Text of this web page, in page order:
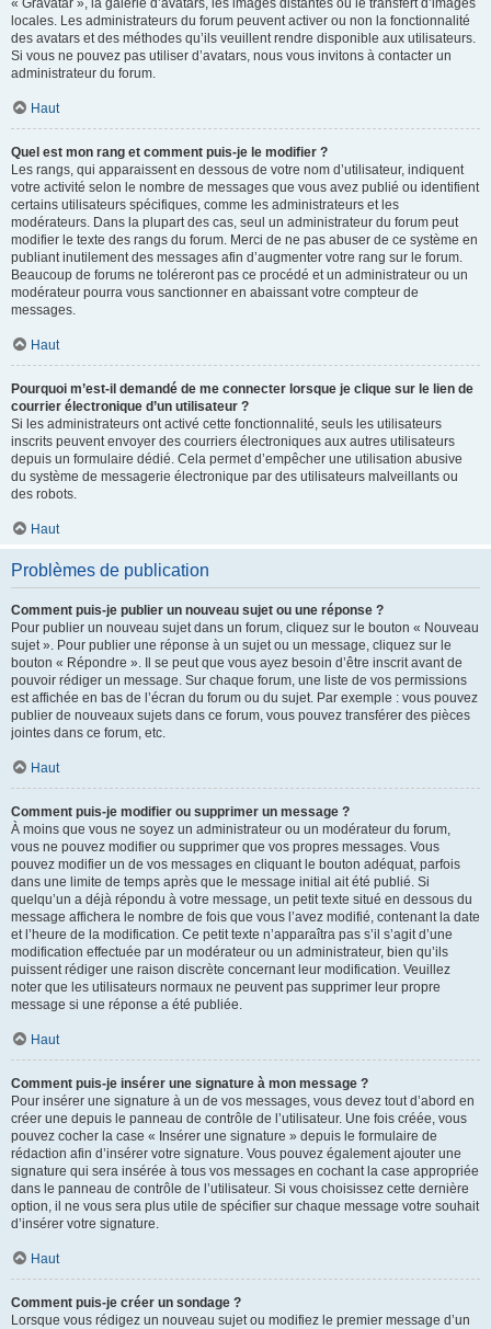
« Gravatar », la galerie d’avatars, les images distantes ou le transfert d’images
locales. Les administrateurs du forum peuvent activer ou non la fonctionnalité
des avatars et des méthodes qu’ils veuillent rendre disponible aux utilisateurs.
Si vous ne pouvez pas utiliser d’avatars, nous vous invitons à contacter un
administrateur du forum.
Haut
Quel est mon rang et comment puis-je le modifier ?
Les rangs, qui apparaissent en dessous de votre nom d’utilisateur, indiquent
votre activité selon le nombre de messages que vous avez publié ou identifient
certains utilisateurs spécifiques, comme les administrateurs et les
modérateurs. Dans la plupart des cas, seul un administrateur du forum peut
modifier le texte des rangs du forum. Merci de ne pas abuser de ce système en
publiant inutilement des messages afin d’augmenter votre rang sur le forum.
Beaucoup de forums ne toléreront pas ce procédé et un administrateur ou un
modérateur pourra vous sanctionner en abaissant votre compteur de
messages.
Haut
Pourquoi m’est-il demandé de me connecter lorsque je clique sur le lien de
courrier électronique d’un utilisateur ?
Si les administrateurs ont activé cette fonctionnalité, seuls les utilisateurs
inscrits peuvent envoyer des courriers électroniques aux autres utilisateurs
depuis un formulaire dédié. Cela permet d’empêcher une utilisation abusive
du système de messagerie électronique par des utilisateurs malveillants ou
des robots.
Haut
Problèmes de publication
Comment puis-je publier un nouveau sujet ou une réponse ?
Pour publier un nouveau sujet dans un forum, cliquez sur le bouton « Nouveau
sujet ». Pour publier une réponse à un sujet ou un message, cliquez sur le
bouton « Répondre ». Il se peut que vous ayez besoin d’être inscrit avant de
pouvoir rédiger un message. Sur chaque forum, une liste de vos permissions
est affichée en bas de l’écran du forum ou du sujet. Par exemple : vous pouvez
publier de nouveaux sujets dans ce forum, vous pouvez transférer des pièces
jointes dans ce forum, etc.
Haut
Comment puis-je modifier ou supprimer un message ?
À moins que vous ne soyez un administrateur ou un modérateur du forum,
vous ne pouvez modifier ou supprimer que vos propres messages. Vous
pouvez modifier un de vos messages en cliquant le bouton adéquat, parfois
dans une limite de temps après que le message initial ait été publié. Si
quelqu’un a déjà répondu à votre message, un petit texte situé en dessous du
message affichera le nombre de fois que vous l’avez modifié, contenant la date
et l’heure de la modification. Ce petit texte n’apparaîtra pas s’il s’agit d’une
modification effectuée par un modérateur ou un administrateur, bien qu’ils
puissent rédiger une raison discrète concernant leur modification. Veuillez
noter que les utilisateurs normaux ne peuvent pas supprimer leur propre
message si une réponse a été publiée.
Haut
Comment puis-je insérer une signature à mon message ?
Pour insérer une signature à un de vos messages, vous devez tout d’abord en
créer une depuis le panneau de contrôle de l’utilisateur. Une fois créée, vous
pouvez cocher la case « Insérer une signature » depuis le formulaire de
rédaction afin d’insérer votre signature. Vous pouvez également ajouter une
signature qui sera insérée à tous vos messages en cochant la case appropriée
dans le panneau de contrôle de l’utilisateur. Si vous choisissez cette dernière
option, il ne vous sera plus utile de spécifier sur chaque message votre souhait
d’insérer votre signature.
Haut
Comment puis-je créer un sondage ?
Lorsque vous rédigez un nouveau sujet ou modifiez le premier message d’un